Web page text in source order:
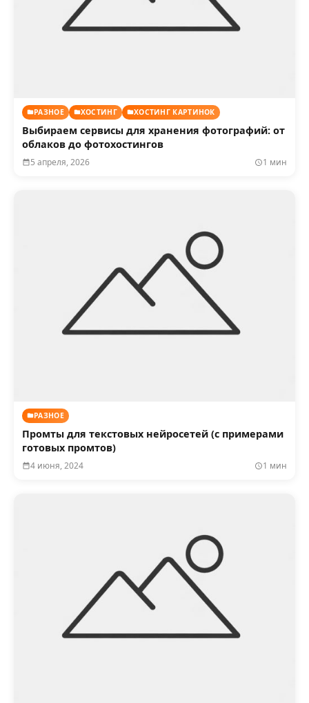
РАЗНОЕ ХОСТИНГ ХОСТИНГ КАРТИНОК
Выбираем сервисы для хранения фотографий: от
облаков до фотохостингов
5 апреля, 2026 1 мин
РАЗНОЕ
Промты для текстовых нейросетей (с примерами
готовых промтов)
4 июня, 2024 1 мин